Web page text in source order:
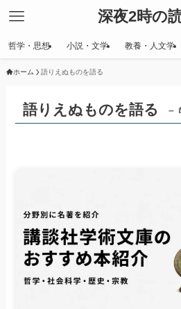
深夜2時の
哲学・思想 小説・文学 教養・人文学
ホーム 語りえぬものを語る
語りえぬものを語る –